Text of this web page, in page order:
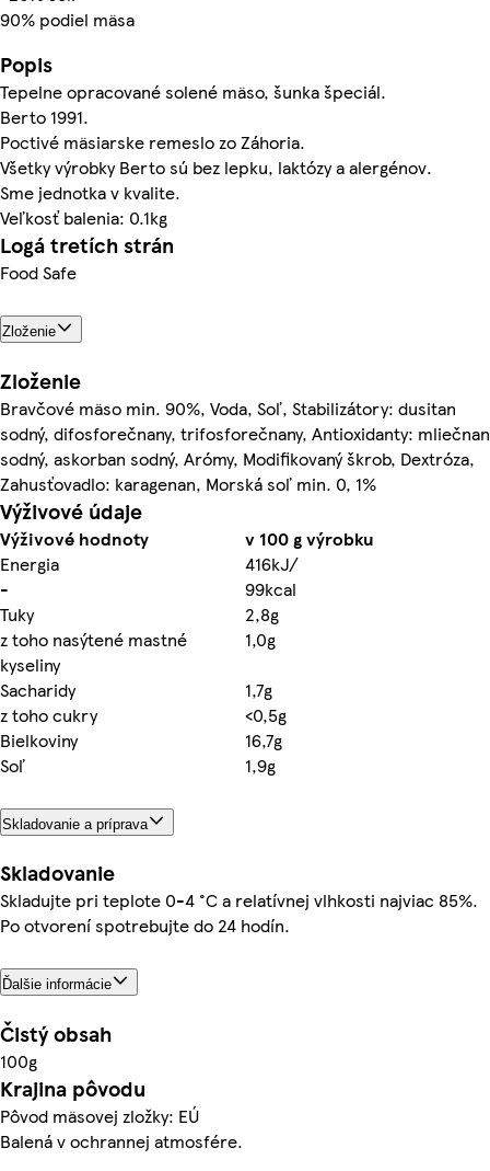
90% podiel mäsa
Popis
Tepelne opracované solené mäso, šunka špeciál.
Berto 1991.
Poctivé mäsiarske remeslo zo Záhoria.
Všetky výrobky Berto sú bez lepku, laktózy a alergénov.
Sme jednotka v kvalite.
Veľkosť balenia: 0.1kg
Logá tretích strán
Food Safe
Zloženie
Zloženie
Bravčové mäso min. 90%, Voda, Soľ, Stabilizátory: dusitan
sodný, difosforečnany, trifosforečnany, Antioxidanty: mliečnan
sodný, askorban sodný, Arómy, Modifikovaný škrob, Dextróza,
Zahusťovadlo: karagenan, Morská soľ min. 0, 1%
Výživové údaje
Výživové hodnoty
v 100 g výrobku
Energia
416kJ/
-
99kcal
Tuky
2,8g
z toho nasýtené mastné
kyseliny
1,0g
Sacharidy
1,7g
z toho cukry
<0,5g
Bielkoviny
16,7g
Soľ
1,9g
Skladovanie a príprava
Skladovanie
Skladujte pri teplote 0-4 °C a relatívnej vlhkosti najviac 85%.
Po otvorení spotrebujte do 24 hodín.
Ďalšie informácie
Čistý obsah
100g
Krajina pôvodu
Pôvod mäsovej zložky: EÚ
Balená v ochrannej atmosfére.